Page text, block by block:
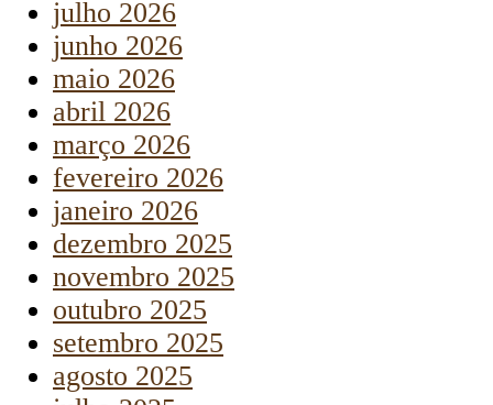
julho 2026
junho 2026
maio 2026
abril 2026
março 2026
fevereiro 2026
janeiro 2026
dezembro 2025
novembro 2025
outubro 2025
setembro 2025
agosto 2025